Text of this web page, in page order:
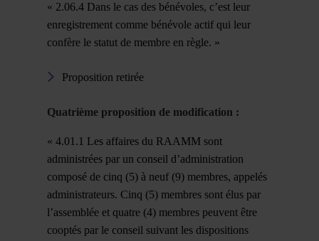
« 2.06.4 Dans le cas des bénévoles, c’est leur
enregistrement comme bénévole actif qui leur
confère le statut de membre en règle. »
Proposition retirée
Quatrième proposition de modification :
« 4.01.1 Les affaires du RAAMM sont
administrées par un conseil d’administration
composé de cinq (5) à neuf (9) membres, appelés
administrateurs. Cinq (5) membres sont élus par
l’assemblée et quatre (4) membres peuvent être
cooptés par le conseil suivant les dispositions